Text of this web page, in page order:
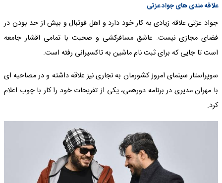
علاقه مندی های جواد عزتی
جواد عزتی علاقه زیادی به کار خود دارد و اهل فوتبال و بیش از حد بودن در
فضای مجازی نیست. عاشق مسافرکشی و صحبت با تمامی اقشار جامعه
است تا جایی که برای ثبت نام ماشین به تاکسیرانی رفته است.
سوپراستار سینمای امروز کشورمان به نجاری نیز علاقه داشته و در مصاحبه ای
با مهران مدیری در برنامه دورهمی، یکی از تفریحات خود را کار با چوب اعلام
کرد.